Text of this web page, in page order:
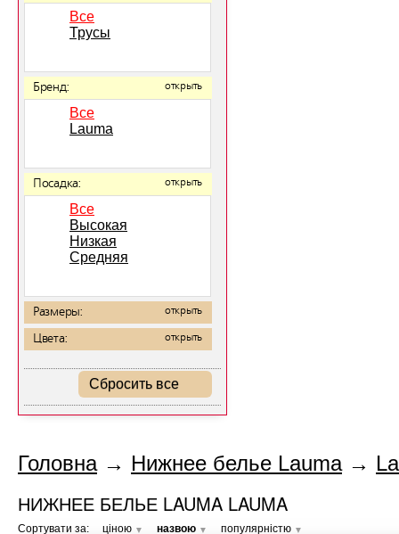
Все
Трусы
Бренд: открыть
Все
Lauma
Посадка: открыть
Все
Высокая
Низкая
Средняя
Размеры: открыть
Цвета: открыть
Сбросить все
Головна→ Нижнее белье Lauma→
НИЖНЕЕ БЕЛЬЕ LAUMA LAUMA
Сортувати за: ціною ▼ назвою ▼ популярністю ▼